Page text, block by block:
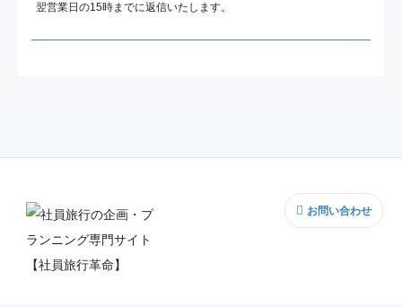
翌営業日の15時までに返信いたします。
お問い合わせ